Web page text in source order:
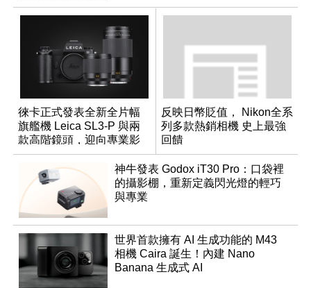
徠卡正式發表全新全片幅
旗艦機 Leica SL3-P 與兩
款高階鏡頭，迎向專業影
音全方位演進
反映日幣貶值， Nikon全系
列多款熱銷相機 史上最強
回饋
神牛發表 Godox iT30 Pro：口袋裡
的攝影棚，重新定義閃光燈的輕巧
與專業
世界首款擁有 AI 生成功能的 M43
相機 Caira 誕生！內建 Nano
Banana 生成式 AI